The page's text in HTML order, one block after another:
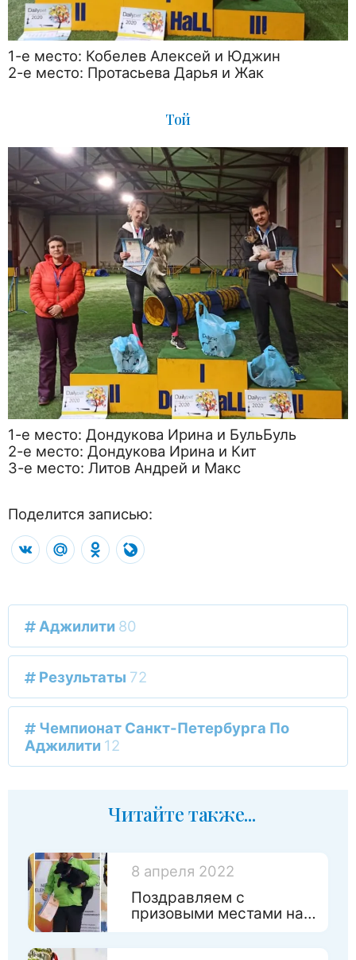
1-е место: Кобелев Алексей и Юджин
2-е место: Протасьева Дарья и Жак
Той
1-е место: Дондукова Ирина и БульБуль
2-е место: Дондукова Ирина и Кит
3-е место: Литов Андрей и Макс
Поделится записью:
VK Mail.RuOdnoklassniki
Аджилити 80
Результаты 72
Чемпионат Санкт-Петербурга По
Аджилити 12
Читайте также...
8 апреля 2022
Поздравляем с
призовыми местами на